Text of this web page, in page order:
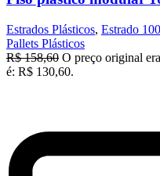
Estrados Plásticos, Estrado
Pallets Plásticos
R$158,60 O preço original
é: R$ 130,60.